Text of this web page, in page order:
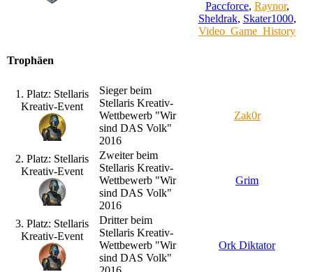
Paccforce, Raynor,
Sheldrak, Skater1000,
Video_Game_History
Trophäen
1. Platz: Stellaris
Kreativ-Event
Sieger beim
Stellaris Kreativ-
Wettbewerb "Wir
sind DAS Volk"
2016
Zak0r
2. Platz: Stellaris
Kreativ-Event
Zweiter beim
Stellaris Kreativ-
Wettbewerb "Wir
sind DAS Volk"
2016
Grim
3. Platz: Stellaris
Kreativ-Event
Dritter beim
Stellaris Kreativ-
Wettbewerb "Wir
sind DAS Volk"
Ork Diktator